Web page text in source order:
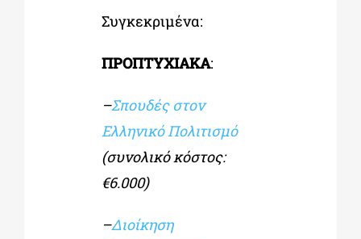
Συγκεκριμένα:
ΠΡΟΠΤΥΧΙΑΚΑ:
–Σπουδές στον
Ελληνικό Πολιτισμό
(συνολικό κόστος:
€6.000)
–Διοίκηση